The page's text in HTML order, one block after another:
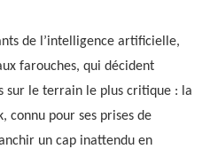
de l’intelligence artificielle,
farouches, qui décident
sur le terrain le plus critique : la
connu pour ses prises de
un cap inattendu en